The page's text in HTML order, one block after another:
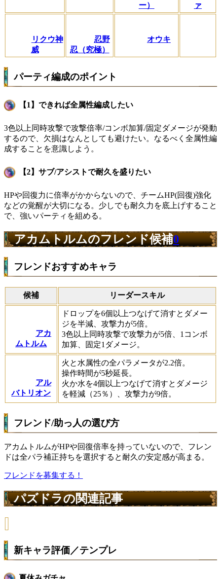
ー）
ァ
リクウ神
威
忍野
忍（究極）
オウキ
パーティ編成のポイント
【1】できれば全属性編成したい
3色以上同時攻撃で攻撃倍率/コンボ加算/固定ダメージが発動
するので、欠損はなんとしても避けたい。なるべく全属性編
成することを意識しよう。
【2】サブ/アシストで耐久を盛りたい
HPや回復力に倍率がかからないので、チームHP(回復)強化
などの覚醒が大切になる。少しでも耐久力を底上げすること
で、強いパーティを組める。
アカムトルムのフレンド候補0
フレンドおすすめキャラ
候補 リーダースキル
アカ
ムトルム
ドロップを6個以上つなげて消すとダメー
ジを半減、攻撃力が5倍。
3色以上同時攻撃で攻撃力が5倍、1コンボ
加算、固定1ダメージ。
アル
バトリオン
火と水属性の全パラメータが2.2倍。
操作時間が5秒延長。
火か水を4個以上つなげて消すとダメージ
を軽減（25％）、攻撃力が9倍。
フレンド/助っ人の選び方
アカムトルムがHPや回復倍率を持っていないので、フレン
ドは全パラ補正持ちを選択すると耐久の安定感が高まる。
フレンドを募集する！
パズドラの関連記事
新キャラ評価／テンプレ